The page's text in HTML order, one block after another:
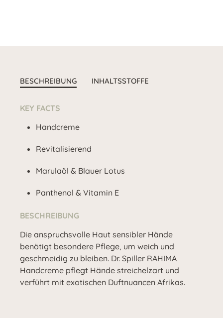
BESCHREIBUNG INHALTSSTOFFE
KEY FACTS
Handcreme
Revitalisierend
Marulaöl & Blauer Lotus
Panthenol & Vitamin E
BESCHREIBUNG
Die anspruchsvolle Haut sensibler Hände
benötigt besondere Pflege, um weich und
geschmeidig zu bleiben. Dr. Spiller RAHIMA
Handcreme pflegt Hände streichelzart und
verführt mit exotischen Duftnuancen Afrikas.